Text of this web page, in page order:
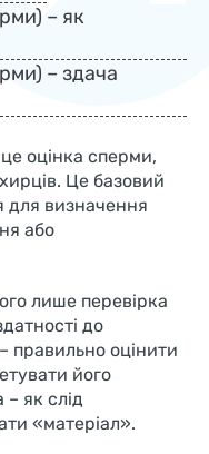
– як
– здача
оцінка сперми,
Це базовий
для визначення
або
лише перевірка
до
правильно оцінити
його
як слід
«матеріал».